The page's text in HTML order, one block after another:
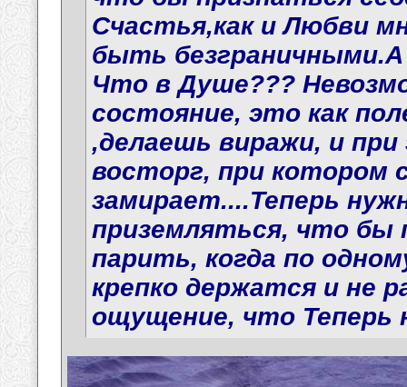
Счастья,как и Любви
быть
Что в Душе???
состояние, это как
,делаешь виражи, и
восторг, при котором
замирает....Теперь
приземляться, что
парить, когда по
крепко держатся и не
ощущение, что Теперь